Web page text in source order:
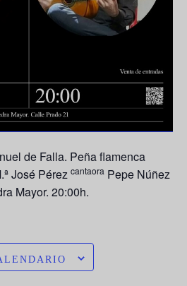
de Falla. Peña flamenca
José Pérez cantaora Pepe Núñez
Mayor. 20:00h.